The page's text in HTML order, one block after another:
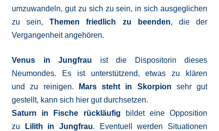
umzuwandeln, gut zu sich zu sein, in sich ausgeglichen
zu sein,Themen friedlich zu beenden, die der
Vergangenheit angehören.
Venus in Jungfrau ist die Dispositorin dieses
Neumondes. Es ist unterstützend, etwas zu klären
und zu reinigen.
Mars steht in Skorpion sehr gut
gestellt, kann sich hier gut durchsetzen.
Saturn in Fische rückläufig
bildet eine Opposition
zu
Lilith in Jungfrau. Eventuell werden Situationen